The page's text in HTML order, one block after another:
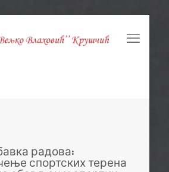
радова:
спортских терена